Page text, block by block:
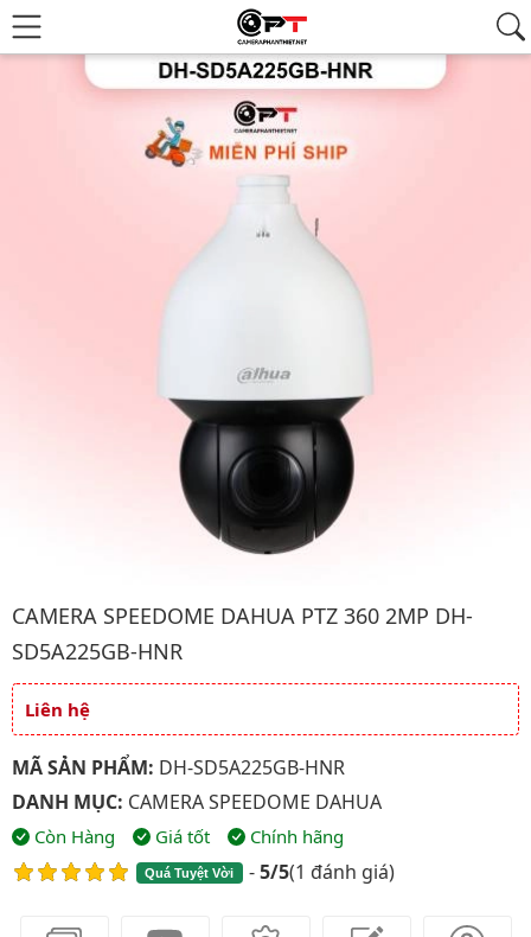
CAMERA SPEEDOME DAHUA PTZ 360 2MP DH-
SD5A225GB-HNR
Giá và khuyến mãi
Liên hệ
MÃ SẢN PHẨM: DH-SD5A225GB-HNR
DANH MỤC: CAMERA SPEEDOME DAHUA
Còn Hàng Giá tốt Chính hãng
Quá Tuyệt Vời -5/5(1 đánh giá)